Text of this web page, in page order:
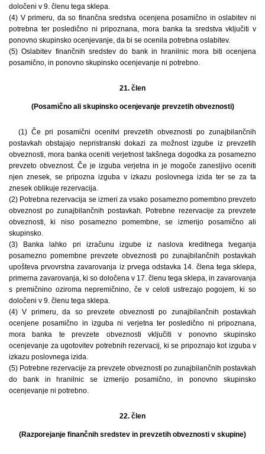
določeni v 9. členu tega sklepa.
(4) V primeru, da so finančna sredstva ocenjena posamično in oslabitev ni
potrebna ter posledično ni pripoznana, mora banka ta sredstva vključiti v
ponovno skupinsko ocenjevanje, da bi se ocenila potrebna oslabitev.
(5) Oslabitev finančnih sredstev do bank in hranilnic mora biti ocenjena
posamično, in ponovno skupinsko ocenjevanje ni potrebno.
21. člen
(Posamično ali skupinsko ocenjevanje prevzetih obveznosti)
(1) Če pri posamični ocenitvi prevzetih obveznosti po zunajbilančnih
postavkah obstajajo nepristranski dokazi za možnost izgube iz prevzetih
obveznosti, mora banka oceniti verjetnost takšnega dogodka za posamezno
prevzeto obveznost. Če je izguba verjetna in je mogoče zanesljivo oceniti
njen znesek, se pripozna izguba v izkazu poslovnega izida ter se za ta
znesek oblikuje rezervacija.
(2) Potrebna rezervacija se izmeri za vsako posamezno pomembno prevzeto
obveznost po zunajbilančnih postavkah. Potrebne rezervacije za prevzete
obveznosti, ki niso posamezno pomembne, se izmerijo posamično ali
skupinsko.
(3) Banka lahko pri izračunu izgube iz naslova kreditnega tveganja
posamezno pomembne prevzete obveznosti po zunajbilančnih postavkah
upošteva prvovrstna zavarovanja iz prvega odstavka 14. člena tega sklepa,
primerna zavarovanja, ki so določena v 17. členu tega sklepa, in zavarovanja
s premičnino oziroma nepremičnino, če v celoti ustrezajo pogojem, ki so
določeni v 9. členu tega sklepa.
(4) V primeru, da so prevzete obveznosti po zunajbilančnih postavkah
ocenjene posamično in izguba ni verjetna ter posledično ni pripoznana,
mora banka te prevzete obveznosti vključiti v ponovno skupinsko
ocenjevanje za ugotovitev potrebnih rezervacij, ki se pripoznajo kot izguba v
izkazu poslovnega izida.
(5) Potrebne rezervacije za prevzete obveznosti po zunajbilančnih postavkah
do bank in hranilnic se izmerijo posamično, in ponovno skupinsko
ocenjevanje ni potrebno.
22. člen
(Razporejanje finančnih sredstev in prevzetih obveznosti v skupine)